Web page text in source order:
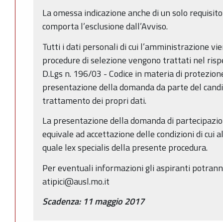
La omessa indicazione anche di un solo
comporta l’esclusione dall’Avviso.
Tutti i dati personali di cui l’amministrazione
procedure di selezione vengono trattati nel
D.Lgs n. 196/03 - Codice in materia di
presentazione della domanda da parte del
trattamento dei propri dati.
La presentazione della domanda di
equivale ad accettazione delle condizioni di cui
quale lex specialis della presente procedura.
Per eventuali informazioni gli aspiranti
atipici@ausl.mo.it
Scadenza: 11 maggio 2017